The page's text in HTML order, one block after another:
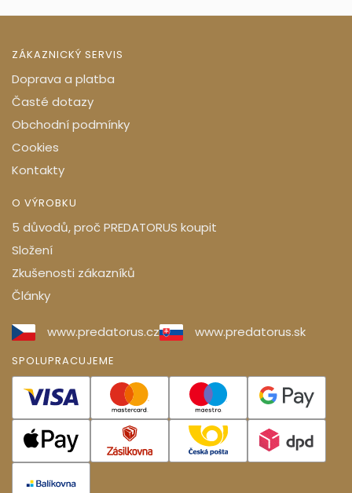
ZÁKAZNICKÝ SERVIS
Doprava a platba
Časté dotazy
Obchodní podmínky
Cookies
Kontakty
O VÝROBKU
5 důvodů, proč PREDATORUS koupit
Složení
Zkušenosti zákazníků
Články
www.predatorus.cz www.predatorus.sk
SPOLUPRACUJEME